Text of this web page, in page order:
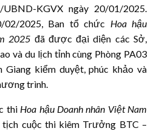
KGVX ngày 20/01/2025.
2025, Ban tổ chức Hoa hậu
2025 đã được đại diện các Sở,
và du lịch tỉnh cùng Phòng PA03
Giang kiểm duyệt, phúc khảo và
trình.
thi Hoa hậu Doanh nhân Việt Nam
tịch cuộc thi kiêm Trưởng BTC –